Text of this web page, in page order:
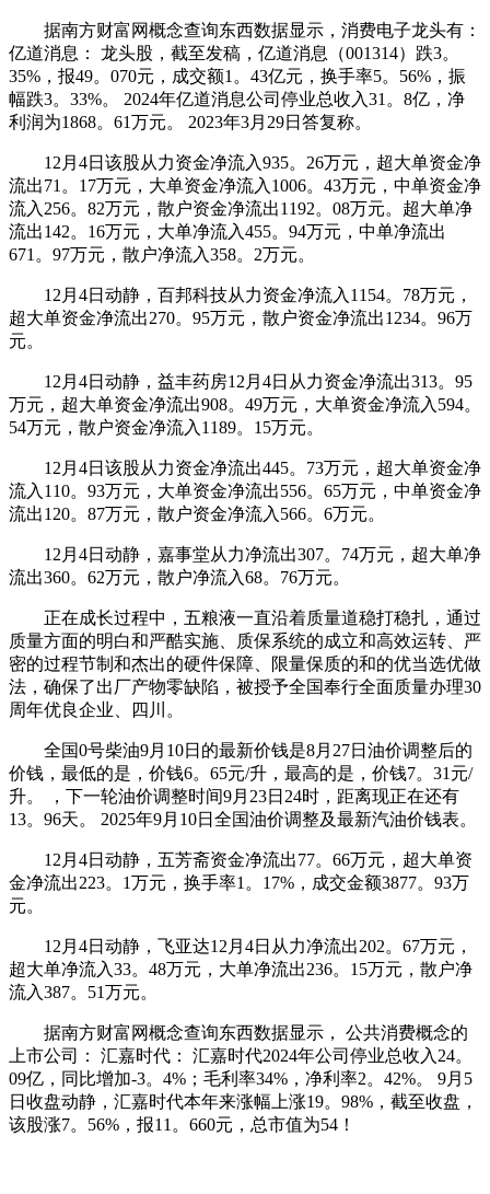
据南方财富网概念查询东西数据显示，消费电子龙头有：
亿道消息： 龙头股，截至发稿，亿道消息（001314）跌3。
35%，报49。070元，成交额1。43亿元，换手率5。56%，振
幅跌3。33%。 2024年亿道消息公司停业总收入31。8亿，净
利润为1868。61万元。 2023年3月29日答复称。
12月4日该股从力资金净流入935。26万元，超大单资金净
流出71。17万元，大单资金净流入1006。43万元，中单资金净
流入256。82万元，散户资金净流出1192。08万元。超大单净
流出142。16万元，大单净流入455。94万元，中单净流出
671。97万元，散户净流入358。2万元。
12月4日动静，百邦科技从力资金净流入1154。78万元，
超大单资金净流出270。95万元，散户资金净流出1234。96万
元。
12月4日动静，益丰药房12月4日从力资金净流出313。95
万元，超大单资金净流出908。49万元，大单资金净流入594。
54万元，散户资金净流入1189。15万元。
12月4日该股从力资金净流出445。73万元，超大单资金净
流入110。93万元，大单资金净流出556。65万元，中单资金净
流出120。87万元，散户资金净流入566。6万元。
12月4日动静，嘉事堂从力净流出307。74万元，超大单净
流出360。62万元，散户净流入68。76万元。
正在成长过程中，五粮液一直沿着质量道稳打稳扎，通过
质量方面的明白和严酷实施、质保系统的成立和高效运转、严
密的过程节制和杰出的硬件保障、限量保质的和的优当选优做
法，确保了出厂产物零缺陷，被授予全国奉行全面质量办理30
周年优良企业、四川。
全国0号柴油9月10日的最新价钱是8月27日油价调整后的
价钱，最低的是，价钱6。65元/升，最高的是，价钱7。31元/
升。 ，下一轮油价调整时间9月23日24时，距离现正在还有
13。96天。 2025年9月10日全国油价调整及最新汽油价钱表。
12月4日动静，五芳斋资金净流出77。66万元，超大单资
金净流出223。1万元，换手率1。17%，成交金额3877。93万
元。
12月4日动静，飞亚达12月4日从力净流出202。67万元，
超大单净流入33。48万元，大单净流出236。15万元，散户净
流入387。51万元。
据南方财富网概念查询东西数据显示， 公共消费概念的
上市公司： 汇嘉时代： 汇嘉时代2024年公司停业总收入24。
09亿，同比增加-3。4%；毛利率34%，净利率2。42%。 9月5
日收盘动静，汇嘉时代本年来涨幅上涨19。98%，截至收盘，
该股涨7。56%，报11。660元，总市值为54！